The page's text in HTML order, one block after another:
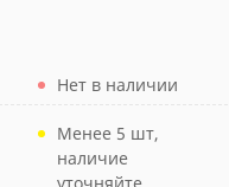
Нет в наличии
Менее 5 шт,
наличие